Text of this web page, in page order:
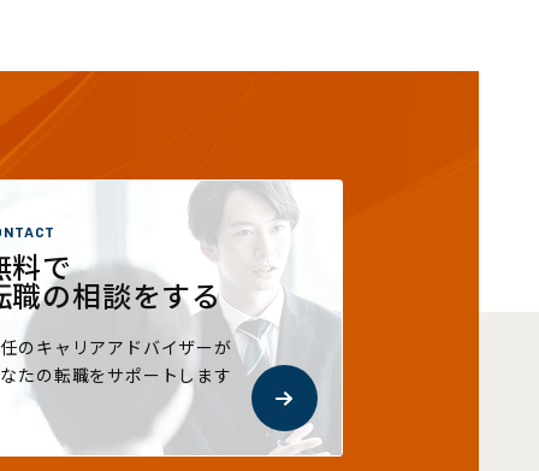
料で
職の相談をする
のキャリアアドバイザーが
たの転職をサポートします